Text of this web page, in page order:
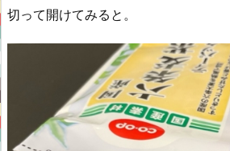
切って開けてみると。